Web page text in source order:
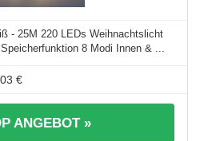
- 25M 220 LEDs Weihnachtslicht
8 Modi Innen & ...
€
ANGEBOT »